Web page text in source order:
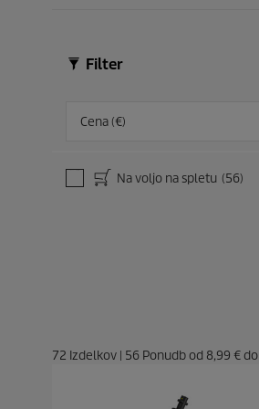
Filter
Cena (€)
Na voljo na spletu (56)
72 Izdelkov | 56 Ponudb od 8,99 €do